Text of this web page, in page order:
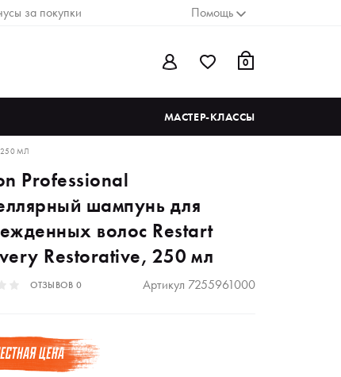
за покупки Помощь
0
МАСТЕР-КЛАССЫ
250 МЛ
Professional
шампунь для
волос Restart
Restorative, 250 мл
ОТЗЫВОВ 0 Артикул 7255961000